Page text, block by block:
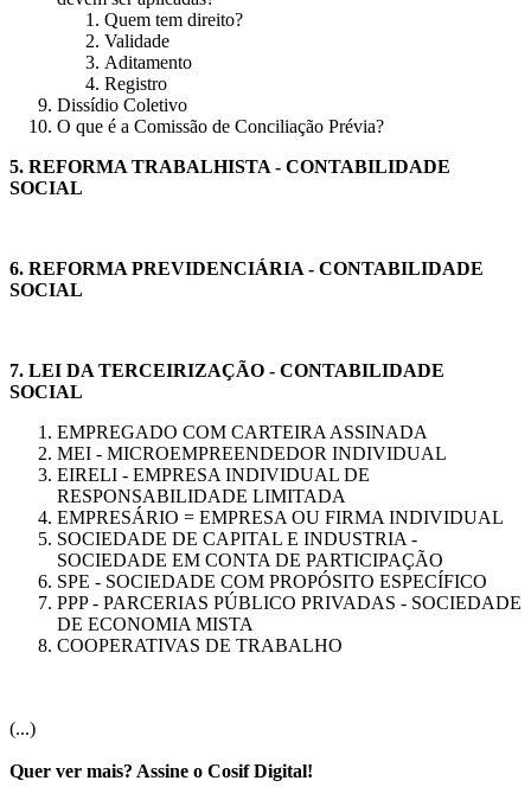
Quem tem direito?
Validade
Aditamento
Registro
Dissídio Coletivo
O que é a Comissão de Conciliação Prévia?
5. REFORMA TRABALHISTA - CONTABILIDADE
SOCIAL
6. REFORMA PREVIDENCIÁRIA - CONTABILIDADE
SOCIAL
7. LEI DA TERCEIRIZAÇÃO - CONTABILIDADE
SOCIAL
EMPREGADO COM CARTEIRA ASSINADA
MEI - MICROEMPREENDEDOR INDIVIDUAL
EIRELI - EMPRESA INDIVIDUAL DE
RESPONSABILIDADE LIMITADA
EMPRESÁRIO = EMPRESA OU FIRMA INDIVIDUAL
SOCIEDADE DE CAPITAL E INDUSTRIA -
SOCIEDADE EM CONTA DE PARTICIPAÇÃO
SPE - SOCIEDADE COM PROPÓSITO ESPECÍFICO
PPP - PARCERIAS PÚBLICO PRIVADAS - SOCIEDADE
DE ECONOMIA MISTA
COOPERATIVAS DE TRABALHO
(...)
Quer ver mais? Assine o Cosif Digital!